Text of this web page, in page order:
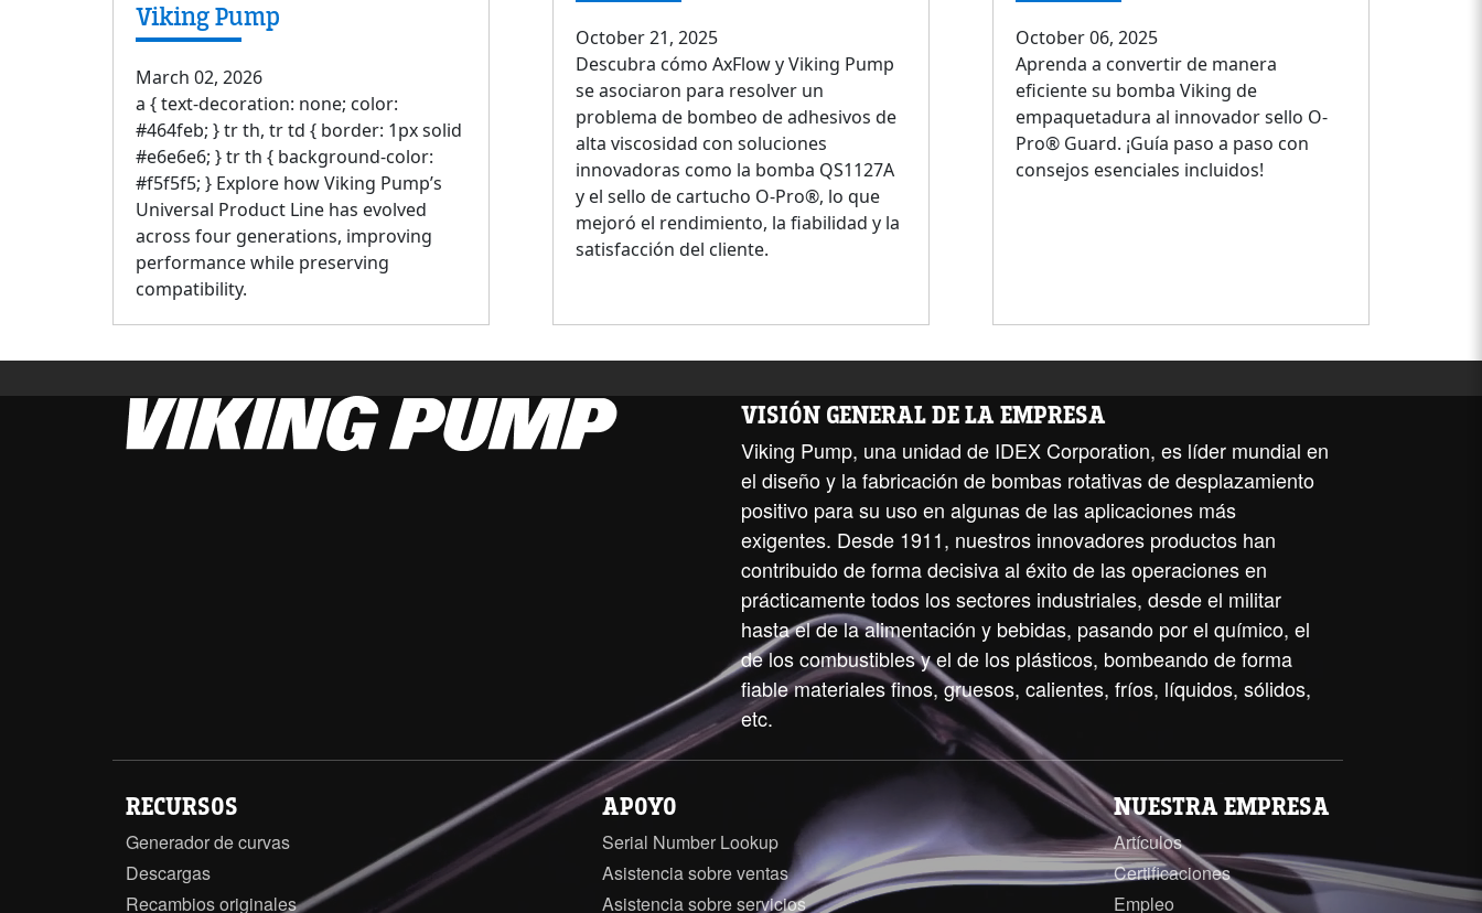
Viking Pump
March 02, 2026
a { text-decoration: none; color:
#464feb; } tr th, tr td { border: 1px solid
#e6e6e6; } tr th { background-color:
#f5f5f5; } Explore how Viking Pump’s
Universal Product Line has evolved
across four generations, improving
performance while preserving
compatibility.
October 21, 2025
Descubra cómo AxFlow y Viking Pump
se asociaron para resolver un
problema de bombeo de adhesivos de
alta viscosidad con soluciones
innovadoras como la bomba QS1127A
y el sello de cartucho O-Pro®, lo que
mejoró el rendimiento, la fiabilidad y la
satisfacción del cliente.
October 06, 2025
Aprenda a convertir de manera
eficiente su bomba Viking de
empaquetadura al innovador sello O-
Pro® Guard. ¡Guía paso a paso con
consejos esenciales incluidos!
VISIÓN GENERAL DE LA EMPRESA
Viking Pump, una unidad de IDEX Corporation, es líder mundial en
el diseño y la fabricación de bombas rotativas de desplazamiento
positivo para su uso en algunas de las aplicaciones más
exigentes. Desde 1911, nuestros innovadores productos han
contribuido de forma decisiva al éxito de las operaciones en
prácticamente todos los sectores industriales, desde el militar
hasta el de la alimentación y bebidas, pasando por el químico, el
de los combustibles y el de los plásticos, bombeando de forma
fiable materiales finos, gruesos, calientes, fríos, líquidos, sólidos,
etc.
RECURSOS
Generador de curvas
Descargas
Recambios originales
APOYO
Serial Number Lookup
Asistencia sobre ventas
Asistencia sobre servicios
NUESTRA EMPRESA
Artículos
Certificaciones
Empleo